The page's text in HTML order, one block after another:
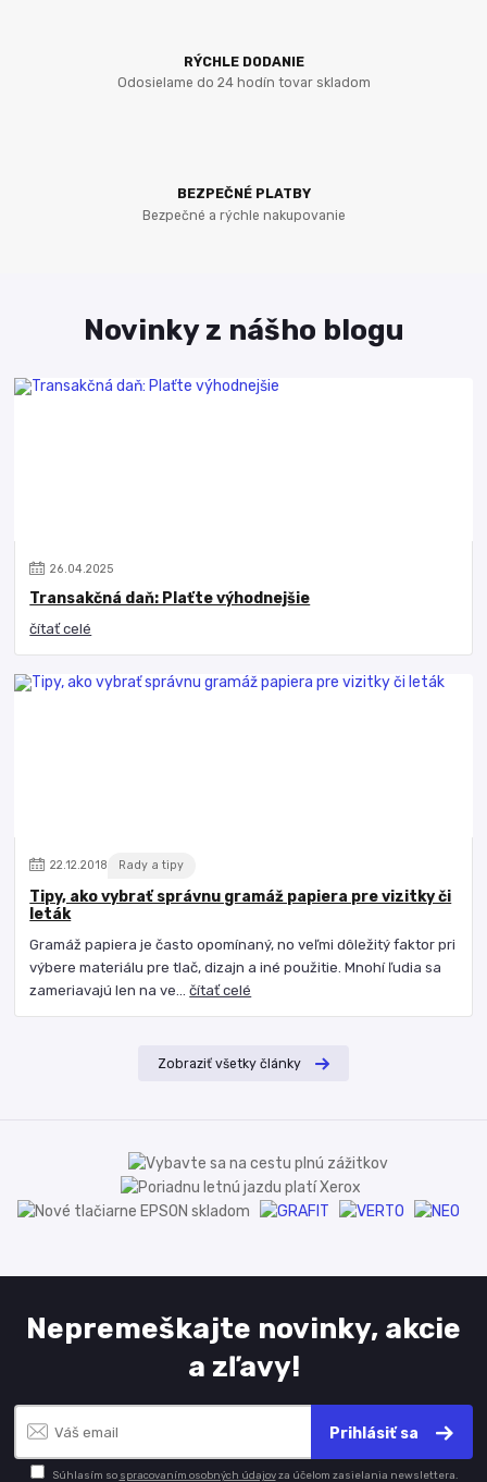
RÝCHLE DODANIE
Odosielame do 24 hodín tovar skladom
BEZPEČNÉ PLATBY
Bezpečné a rýchle nakupovanie
Novinky z nášho blogu
26.04.2025
Transakčná daň: Plaťte výhodnejšie
čítať celé
22.12.2018 Rady a tipy
Tipy, ako vybrať správnu gramáž papiera pre vizitky či
leták
Gramáž papiera je často opomínaný, no veľmi dôležitý faktor pri
výbere materiálu pre tlač, dizajn a iné použitie. Mnohí ľudia sa
zameriavajú len na ve...čítať celé
Zobraziť všetky články
Nepremeškajte novinky, akcie
a zľavy!
Prihlásiť sa
Súhlasím so spracovaním osobných údajovza účelom zasielania newslettera.